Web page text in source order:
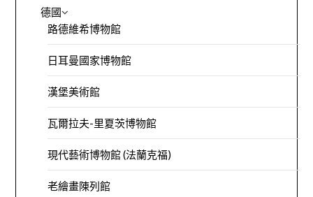
德國
路德維希博物館
日耳曼國家博物館
漢堡美術館
瓦爾拉夫-里夏茨博物館
現代藝術博物館 (法蘭克福)
老繪畫陳列館